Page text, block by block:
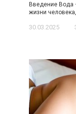
Введение Вода
жизни
30.03.2025